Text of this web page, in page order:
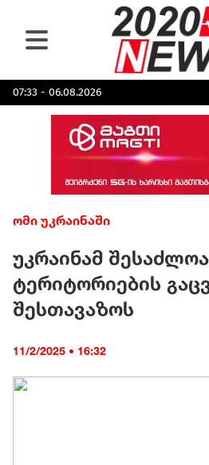
07:33 - 06.08.2026
ომი უკრაინაში
უკრაინამ
ტერიტორიების
შესთავაზოს
11/2/2025 • 16:32